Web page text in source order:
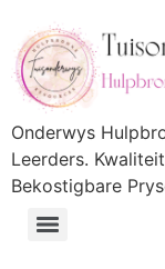
Onderwys
Leerders.
Bekostigbare